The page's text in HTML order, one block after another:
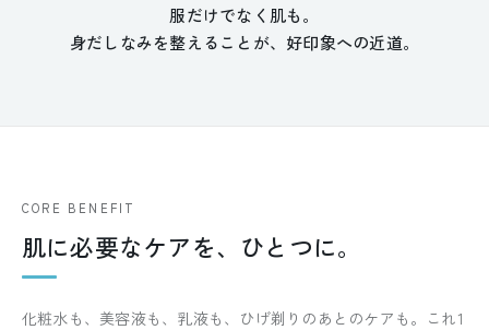
服だけでなく肌も。
身だしなみを整えることが、好印象への近道。
CORE BENEFIT
肌に必要なケアを、ひとつに。
化粧水も、美容液も、乳液も、ひげ剃りのあとのケアも。これ1